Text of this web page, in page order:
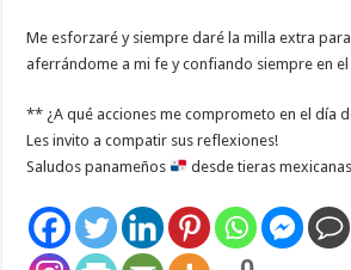
Me esforzaré y siempre daré la milla extra
aferrándome a mi fe y confiando siempre en el
** ¿A qué acciones me comprometo en el día
Les invito a compatir sus reflexiones!
Saludos panameños
desde tieras mexicanas